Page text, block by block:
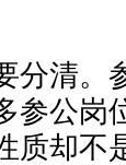
分清。
参公岗
质却不